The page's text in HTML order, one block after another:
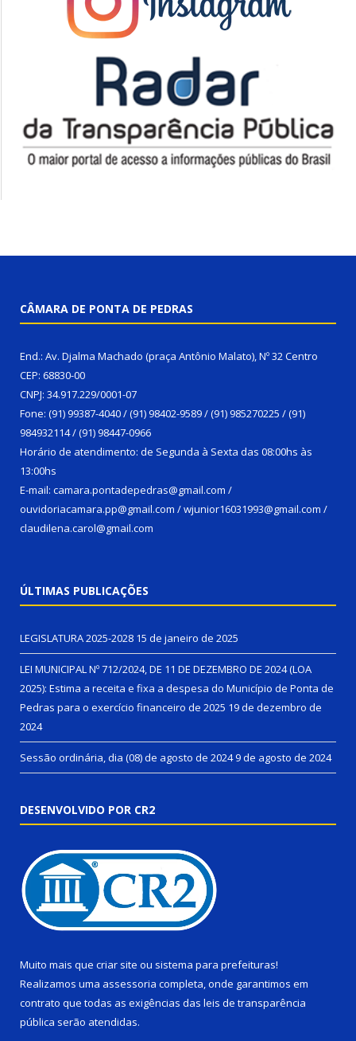
CÂMARA DE PONTA DE PEDRAS
End.: Av. Djalma Machado (praça Antônio Malato), Nº 32 Centro
CEP: 68830-00
CNPJ: 34.917.229/0001-07
Fone: (91) 99387-4040 / (91) 98402-9589 / (91) 985270225 / (91)
984932114 / (91) 98447-0966
Horário de atendimento: de Segunda à Sexta das 08:00hs às
13:00hs
E-mail: camara.pontadepedras@gmail.com /
ouvidoriacamara.pp@gmail.com / wjunior16031993@gmail.com /
claudilena.carol@gmail.com
ÚLTIMAS PUBLICAÇÕES
LEGISLATURA 2025-2028 15 de janeiro de 2025
LEI MUNICIPAL Nº 712/2024, DE 11 DE DEZEMBRO DE 2024 (LOA
2025): Estima a receita e fixa a despesa do Município de Ponta de
Pedras para o exercício financeiro de 2025 19 de dezembro de
2024
Sessão ordinária, dia (08) de agosto de 20249 de agosto de 2024
DESENVOLVIDO POR CR2
Muito mais que criar site ou sistema para prefeituras!
Realizamos uma assessoria completa, onde garantimos em
contrato que todas as exigências das leis de transparência
pública serão atendidas.